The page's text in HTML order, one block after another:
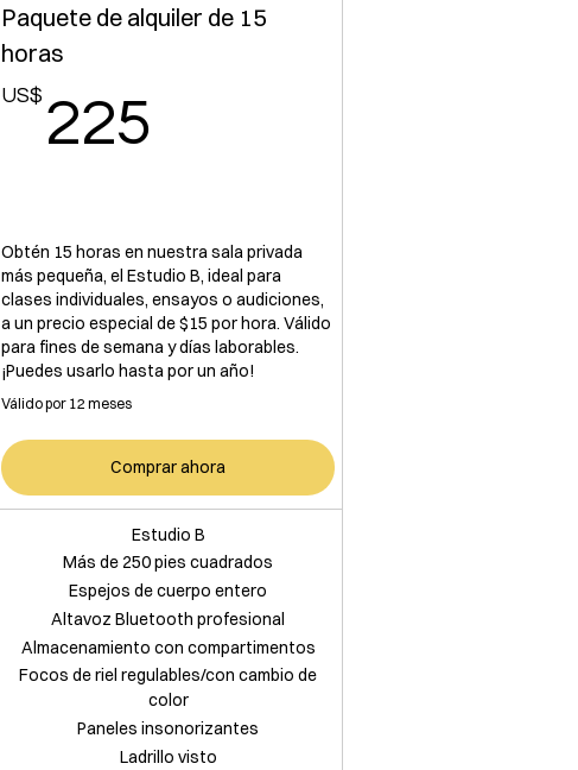
Paquete de alquiler de 15
horas
US$ 225
Obtén 15 horas en nuestra sala privada
más pequeña, el Estudio B, ideal para
clases individuales, ensayos o audiciones,
a un precio especial de $15 por hora. Válido
para fines de semana y días laborables.
¡Puedes usarlo hasta por un año!
Válido por 12 meses
Comprar ahora
Estudio B
Más de 250 pies cuadrados
Espejos de cuerpo entero
Altavoz Bluetooth profesional
Almacenamiento con compartimentos
Focos de riel regulables/con cambio de
color
Paneles insonorizantes
Ladrillo visto